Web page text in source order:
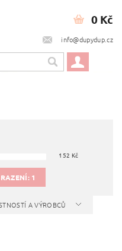
info@dupydup.cz
0 Kč
152 Kč
1
A VÝROBCŮ